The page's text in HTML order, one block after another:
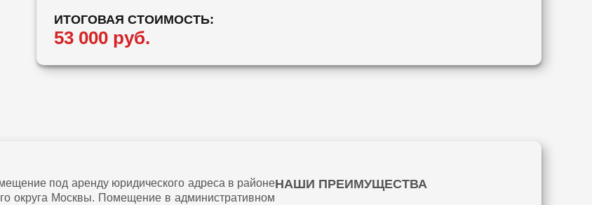
ИТОГОВАЯ СТОИМОСТЬ:
53 000 руб.
под аренду юридического адреса в районе
округа Москвы. Помещение в административном
НАШИ ПРЕИМУЩЕСТВА